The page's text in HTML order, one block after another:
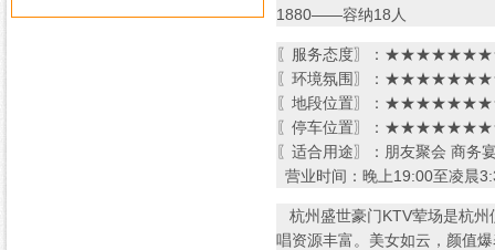
1880——容纳18人
〖服务态度〗：
〖环境氛围〗：
〖地段位置〗：
〖停车位置〗：
〖适合用途〗：朋友聚会 商务
营业时间：晚上19:00至凌晨
杭州盛世豪门KTV荤场是杭州
唱资源丰富。美女如云，颜值